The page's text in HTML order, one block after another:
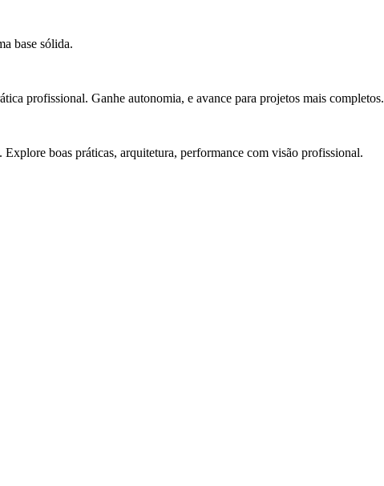
base sólida.
profissional. Ganhe autonomia, e avance para projetos mais completos.
boas práticas, arquitetura, performance com visão profissional.